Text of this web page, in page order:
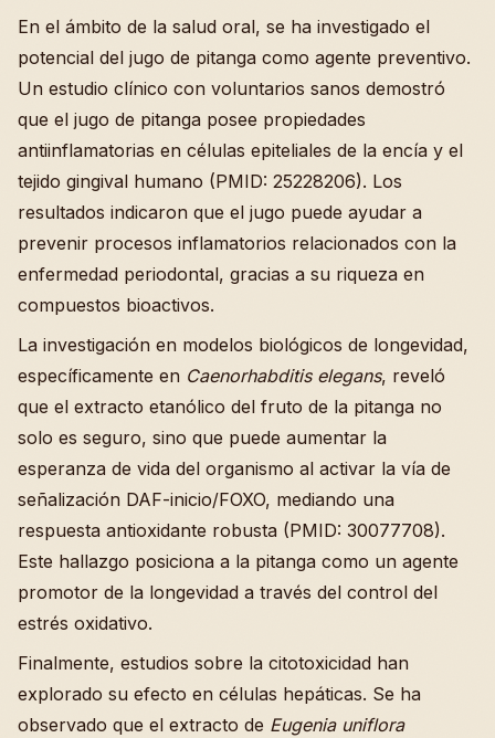
En el ámbito de la salud oral, se ha investigado el
potencial del jugo de pitanga como agente preventivo.
Un estudio clínico con voluntarios sanos demostró
que el jugo de pitanga posee propiedades
antiinflamatorias en células epiteliales de la encía y el
tejido gingival humano (PMID: 25228206). Los
resultados indicaron que el jugo puede ayudar a
prevenir procesos inflamatorios relacionados con la
enfermedad periodontal, gracias a su riqueza en
compuestos bioactivos.
La investigación en modelos biológicos de longevidad,
específicamente en Caenorhabditis elegans, reveló
que el extracto etanólico del fruto de la pitanga no
solo es seguro, sino que puede aumentar la
esperanza de vida del organismo al activar la vía de
señalización DAF-inicio/FOXO, mediando una
respuesta antioxidante robusta (PMID: 30077708).
Este hallazgo posiciona a la pitanga como un agente
promotor de la longevidad a través del control del
estrés oxidativo.
Finalmente, estudios sobre la citotoxicidad han
explorado su efecto en células hepáticas. Se ha
observado que el extracto de Eugenia uniflora